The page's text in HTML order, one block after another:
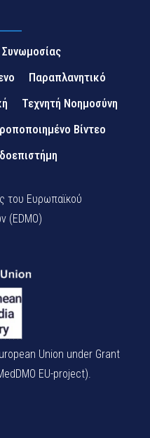
Παραπλανητικό
Τεχνητή Νοημοσύνη
Βίντεο
του Ευρωπαϊκού
(EDMO)
Union under Grant
EU-project).